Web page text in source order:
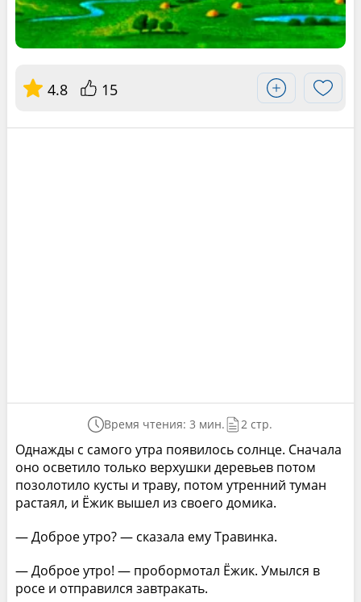
4.8 15
Время чтения: 3 мин. 2 стр.
Однажды с самого утра появилось солнце. Сначала
оно осветило только верхушки деревьев потом
позолотило кусты и траву, потом утренний туман
растаял, и Ёжик вышел из своего домика.
— Доброе утро? — сказала ему Травинка.
— Доброе утро! — пробормотал Ёжик. Умылся в
росе и отправился завтракать.